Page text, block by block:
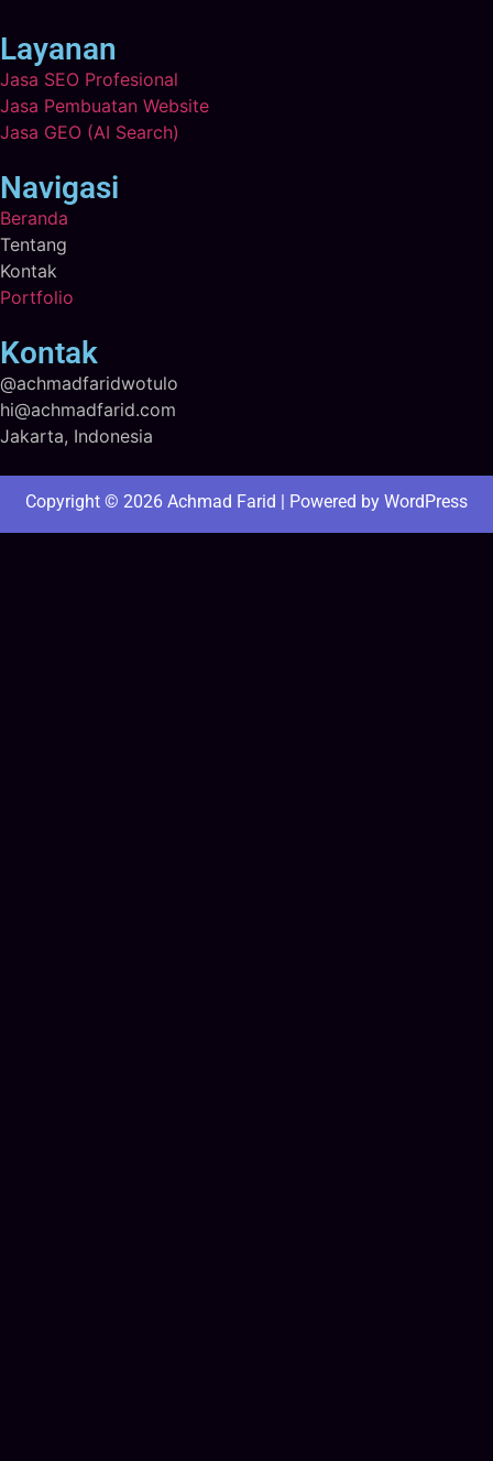
Layanan
Jasa SEO Profesional
Jasa Pembuatan Website
Jasa GEO (AI Search)
Navigasi
Beranda
Tentang
Kontak
Portfolio
Kontak
@achmadfaridwotulo
hi@achmadfarid.com
Jakarta, Indonesia
Copyright © 2026 Achmad Farid | Powered by WordPress